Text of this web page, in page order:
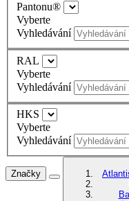
Pantonu®
Vyberte
Vyhledávání
RAL
Vyberte
Vyhledávání
HKS
Vyberte
Vyhledávání
Značky